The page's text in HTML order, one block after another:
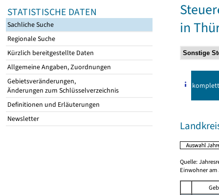
STATISTISCHE DATEN
Sachliche Suche
Regionale Suche
Kürzlich bereitgestellte Daten
Allgemeine Angaben, Zuordnungen
Gebietsveränderungen,
Änderungen zum Schlüsselverzeichnis
Definitionen und Erläuterungen
Newsletter
in
komplett
Quelle:
Einwohner am